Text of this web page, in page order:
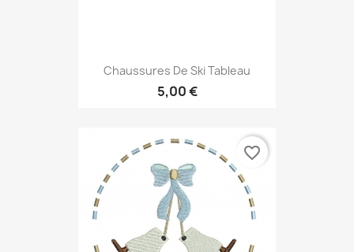
Chaussures De Ski Tableau
5,00 €
favorite_border